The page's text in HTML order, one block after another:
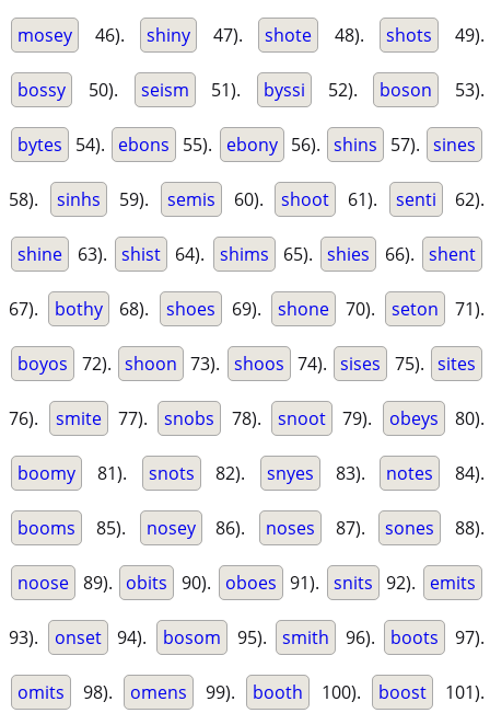
mosey 46). shiny 47). shote 48). shots 49).
bossy 50). seism 51). byssi 52). boson 53).
bytes 54). ebons 55). ebony 56). shins 57). sines
58). sinhs 59). semis 60). shoot 61). senti 62).
shine 63). shist 64). shims 65). shies 66). shent
67). bothy 68). shoes 69). shone 70). seton 71).
boyos 72). shoon 73). shoos 74). sises 75). sites
76). smite 77). snobs 78). snoot 79). obeys 80).
boomy 81). snots 82). snyes 83). notes 84).
booms 85). nosey 86). noses 87). sones 88).
noose 89). obits 90). oboes 91). snits 92). emits
93). onset 94). bosom 95). smith 96). boots 97).
omits 98). omens 99). booth 100). boost 101).